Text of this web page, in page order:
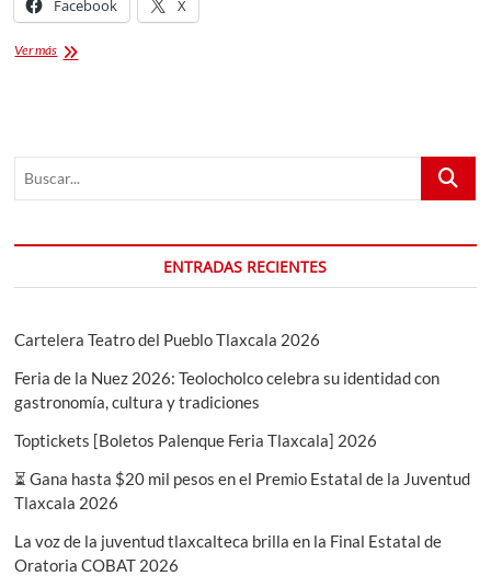
Facebook X
Ver másAl
Moda:
un
benéfico
fusiona
y
Buscar...
ENTRADAS RECIENTES
Cartelera Teatro del Pueblo Tlaxcala 2026
Feria de la Nuez 2026: Teolocholco celebra su identidad con
gastronomía, cultura y tradiciones
Toptickets [Boletos Palenque Feria Tlaxcala] 2026
⏳ Gana hasta $20 mil pesos en el Premio Estatal de la Juventud
Tlaxcala 2026
La voz de la juventud tlaxcalteca brilla en la Final Estatal de
Oratoria COBAT 2026